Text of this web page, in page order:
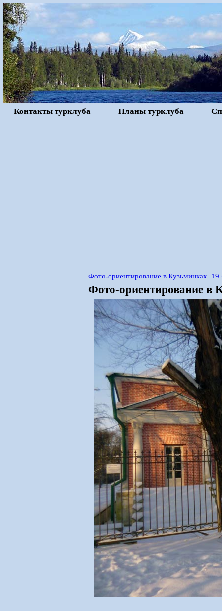
Контакты турклуба Планы турклуба
Фото-ориентирование в Кузьминках. 19
Фото-ориентирование в